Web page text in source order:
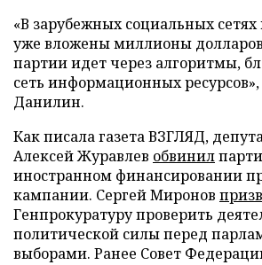
«В зарубежных социальных
уже вложены миллионы
партии идет через алгоритмы,
сеть информационных ресурсов»,
Данилин.
Как писала газета ВЗГЛЯД,
Алексей Журавлев обвинил
иностранном финансировании
кампании. Сергей Миронов
Генпрокуратуру проверить
политической силы перед
выборами. Ранее Совет